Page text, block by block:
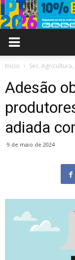
Inicio Sec.
Adesão
adiada
9 de maio de 2024